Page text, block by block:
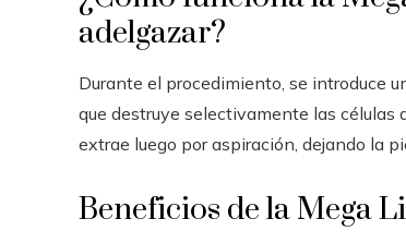
adelgazar?
Durante el procedimiento, se introduce
que destruye selectivamente las células
extrae luego por aspiración, dejando la
Beneficios de la Mega